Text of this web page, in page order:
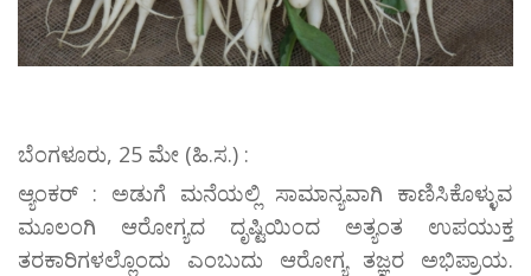
ಬೆಂಗಳೂರು, 25 ಮೇ (ಹಿ.ಸ.) :
ಆ್ಯಂಕರ್ : ಅಡುಗೆ ಮನೆಯಲ್ಲಿ ಸಾಮಾನ್ಯವಾಗಿ ಕಾಣಿಸಿಕೊಳ್ಳುವ
ಮೂಲಂಗಿ ಆರೋಗ್ಯದ ದೃಷ್ಟಿಯಿಂದ ಅತ್ಯಂತ ಉಪಯುಕ್ತ
ತರಕಾರಿಗಳಲ್ಲೊಂದು ಎಂಬುದು ಆರೋಗ್ಯ ತಜ್ಞರ ಅಭಿಪ್ರಾಯ.